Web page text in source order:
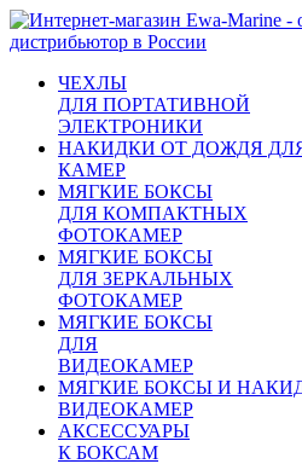
ЧЕХЛЫ
ДЛЯ ПОРТАТИВНОЙ
ЭЛЕКТРОНИКИ
НАКИДКИ ОТ ДОЖДЯ
КАМЕР
МЯГКИЕ БОКСЫ
ДЛЯ КОМПАКТНЫХ
ФОТОКАМЕР
МЯГКИЕ БОКСЫ
ДЛЯ ЗЕРКАЛЬНЫХ
ФОТОКАМЕР
МЯГКИЕ БОКСЫ
ДЛЯ
ВИДЕОКАМЕР
МЯГКИЕ БОКСЫ И
ВИДЕОКАМЕР
АКСЕССУАРЫ
К БОКСАМ